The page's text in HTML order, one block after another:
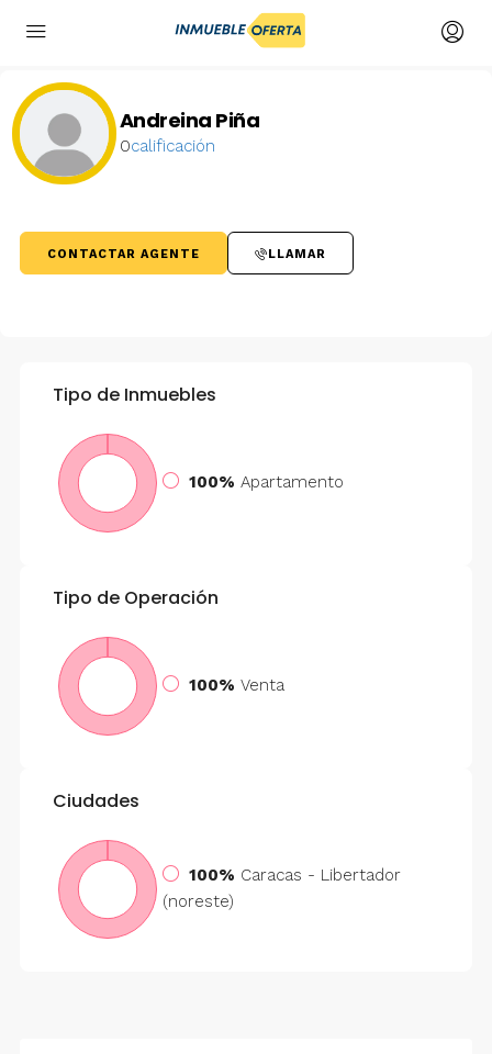
Andreina Piña
0calificación
CONTACTAR AGENTE LLAMAR
Tipo de Inmuebles
100% Apartamento
Tipo de Operación
100% Venta
Ciudades
100% Caracas - Libertador
(noreste)